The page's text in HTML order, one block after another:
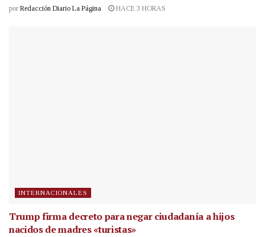
por Redacción Diario La Página HACE 3 HORAS
INTERNACIONALES
Trump firma decreto para negar ciudadanía a hijos
nacidos de madres «turistas»